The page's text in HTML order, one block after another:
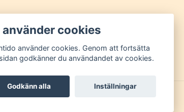
använder cookies
använder cookies. Genom att fortsätta
godkänner du användandet av cookies.
Godkänn alla Inställningar